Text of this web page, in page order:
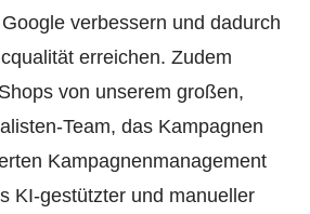
verbessern und dadurch
erreichen. Zudem
von unserem großen,
Team, das Kampagnen
Kampagnenmanagement
KI-gestützter und manueller